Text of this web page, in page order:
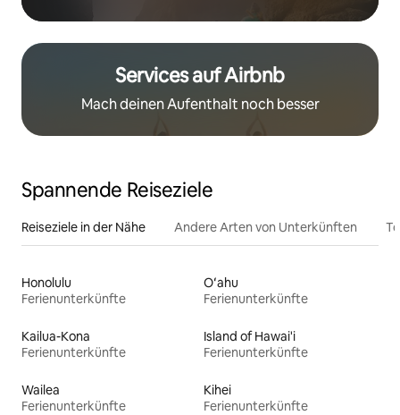
Services auf Airbnb
Mach deinen Aufenthalt noch besser
Spannende Reiseziele
Reiseziele in der Nähe Andere Arten von Unterkünften
Honolulu
Ferienunterkünfte
Oʻahu
Ferienunterkünfte
Kailua-Kona
Ferienunterkünfte
Island of Hawai'i
Ferienunterkünfte
Wailea
Ferienunterkünfte
Kihei
Ferienunterkünfte